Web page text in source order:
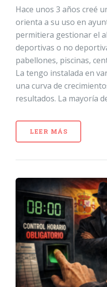
Hace unos 3 años creé
orienta a su uso en
permitiera gestionar el
deportivas o no
pabellones, piscinas,
La tengo instalada en
una curva de
resultados. La mayoría
LEER MÁS